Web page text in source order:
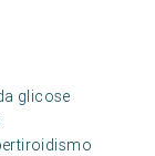
glicose